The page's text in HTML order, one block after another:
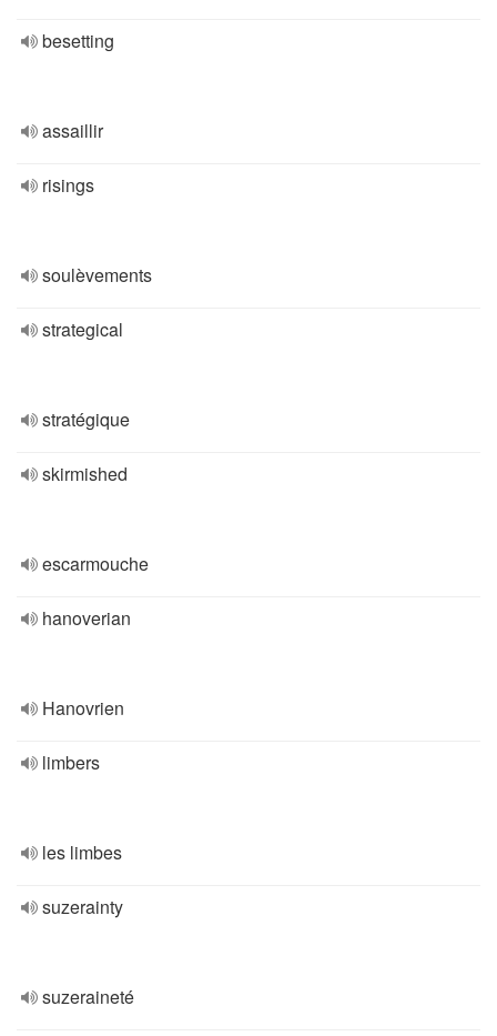
besetting
assaillir
risings
soulèvements
strategical
stratégique
skirmished
escarmouche
hanoverian
Hanovrien
limbers
les limbes
suzerainty
suzeraineté